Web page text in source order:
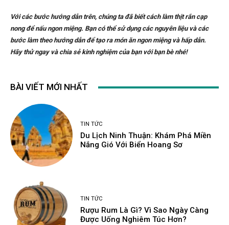
Với các bước hướng dẫn trên, chúng ta đã biết cách làm thịt rắn cạp
nong để nấu ngon miệng. Bạn có thể sử dụng các nguyên liệu và các
bước làm theo hướng dẫn để tạo ra món ăn ngon miệng và hấp dẫn.
Hãy thử ngay và chia sẻ kinh nghiệm của bạn với bạn bè nhé!
BÀI VIẾT MỚI NHẤT
TIN TỨC
Du Lịch Ninh Thuận: Khám Phá Miền
Nắng Gió Với Biển Hoang Sơ
TIN TỨC
Rượu Rum Là Gì? Vì Sao Ngày Càng
Được Uống Nghiêm Túc Hơn?